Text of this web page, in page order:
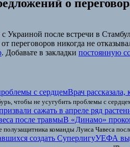
о
Украиной после встречи в
переговоров никогда не
. Добавьте в закладки постоянную
Врач
чтобы не усугубить проблемы с
сажать в апреле ряд
В «Динамо»
полузащитника команды Луиса Чавеса
УЕФА